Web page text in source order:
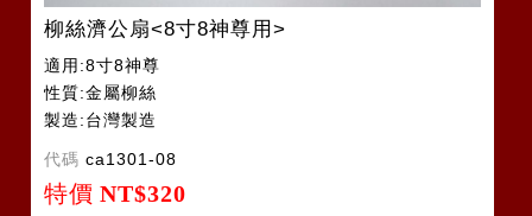
柳絲濟公扇<8寸8神尊用>
適用:8寸8神尊
性質:金屬柳絲
製造:台灣製造
代碼 ca1301-08
特價 NT$320